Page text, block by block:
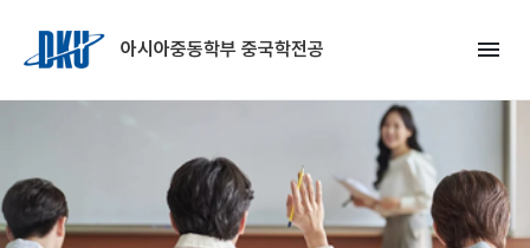
아시아중동학부 중국학전공
menu